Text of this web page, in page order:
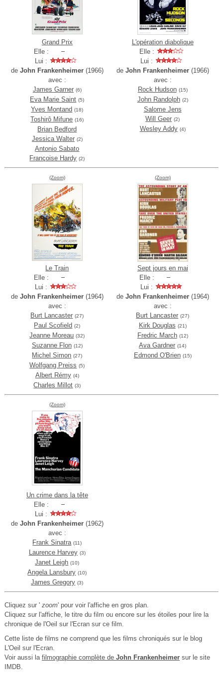
Grand Prix
Elle :
Lui :
de John Frankenheimer(1966)
avec :
James Garner (6)
Eva Marie Saint (5)
Yves Montand (18)
Toshirô Mifune (16)
Brian Bedford
Jessica Walter (2)
Antonio Sabato
Françoise Hardy (2)
L'opération diabolique
Elle :
Lui :
de John Frankenheimer(1966)
avec :
Rock Hudson (15)
John Randolph (2)
Salome Jens
Will Geer (2)
Wesley Addy (4)
(Zoom)
Le Train
Elle :
Lui :
de John Frankenheimer(1964)
avec :
Burt Lancaster (27)
Paul Scofield (2)
Jeanne Moreau (32)
Suzanne Flon (12)
Michel Simon (27)
Wolfgang Preiss (5)
Albert Rémy (4)
Charles Millot (3)
(Zoom)
Sept jours en mai
Elle :
Lui :
de John Frankenheimer(1964)
avec :
Burt Lancaster (27)
Kirk Douglas (21)
Fredric March (12)
Ava Gardner (14)
Edmond O'Brien (15)
(Zoom)
Un crime dans la tête
Elle :
Lui :
de John Frankenheimer(1962)
avec :
Frank Sinatra (11)
Laurence Harvey (3)
Janet Leigh (10)
Angela Lansbury (10)
James Gregory (3)
Cliquez sur ' zoom' pour voir l'affiche en gros plan.
Cliquez sur l'affiche, le titre du film ou encore sur les étoiles pour lire la
chronique de l'Oeil sur l'Ecran sur ce film.
Cette liste de films ne comprend que les films chroniqués sur le blog
L'Oeil sur l'Ecran.
Voir aussi la filmographie complète de John Frankenheimersur le site
IMDB.